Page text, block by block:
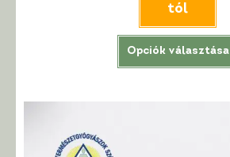
tól
Opciók választása